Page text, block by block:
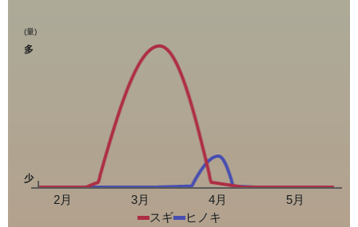
(量)
多
少
2月 3月 4月
5月
スギ
ヒノキ